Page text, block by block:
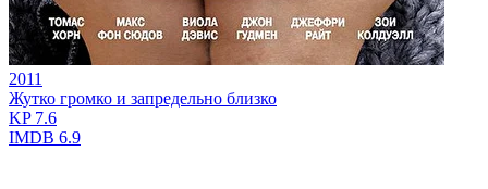
2011
Жутко громко и запредельно близко
KP7.6
IMDB 6.9